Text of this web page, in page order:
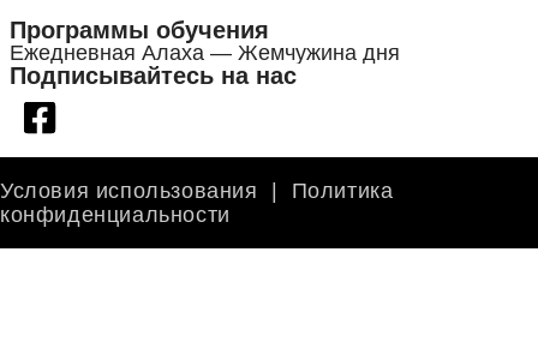
Программы обучения
Ежедневная Алаха — Жемчужина дня
Подписывайтесь на нас
Условия использования
Политика
конфиденциальности